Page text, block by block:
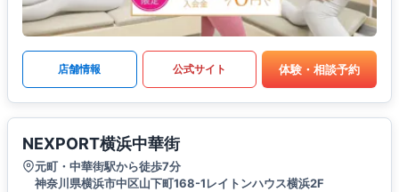
店舗情報 公式サイト 体験・相談予約
NEXPORT横浜中華街
元町・中華街駅から徒歩7分
神奈川県横浜市中区山下町168-1レイトンハウス横浜2F